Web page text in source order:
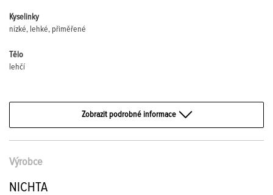
Kyselinky
nízké, lehké, přiměřené
Tělo
lehčí
Zobrazit podrobné informace
Výrobce
NICHTA